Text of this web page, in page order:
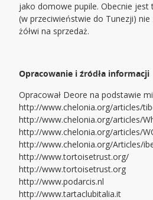
jako domowe pupile. Obecnie
(w przeciwieństwie do Tunezji) nie
żółwi na sprzedaż.
Opracowanie i źródła informacji
Opracował Deore na podstawie
http://www.chelonia.org/articles/
http://www.chelonia.org/articles/
http://www.chelonia.org/articles/
http://www.chelonia.org/Articles/
http://www.tortoisetrust.org/
http://www.tortoisetrust.org
http://www.podarcis.nl
http://www.tartaclubitalia.it